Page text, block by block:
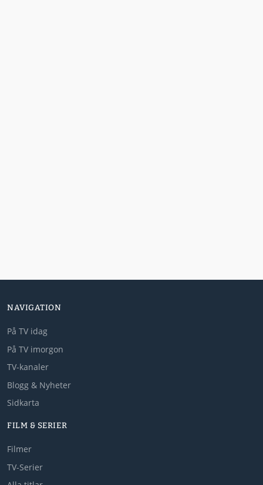
NAVIGATION
På TV idag
På TV imorgon
TV-kanaler
Blogg & Nyheter
Sidkarta
FILM & SERIER
Filmer
TV-Serier